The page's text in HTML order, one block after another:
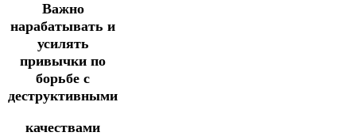
Важно
нарабатывать и
усилять
привычки по
борьбе с
деструктивными
качествами